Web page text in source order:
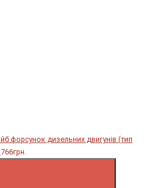
форсунок дизельних двигунів (тип
766грн.